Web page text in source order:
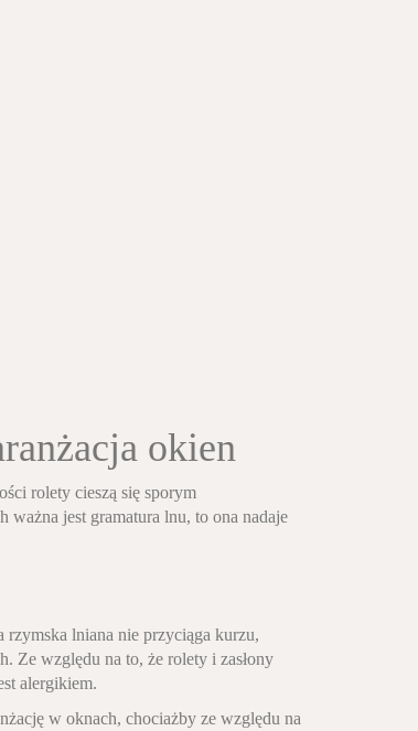
okien
rolety cieszą się sporym
jest gramatura lnu, to ona nadaje
lniana nie przyciąga kurzu,
Ze względu na to, że rolety i zasłony
alergikiem.
w oknach, chociażby ze względu na